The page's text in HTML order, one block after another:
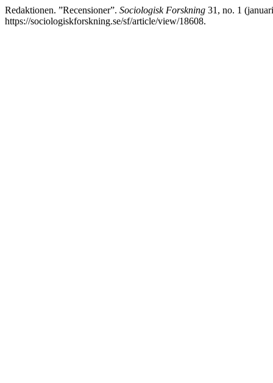
Redaktionen. ”Recensioner”. Sociologisk Forskning 31, no. 1
https://sociologiskforskning.se/sf/article/view/18608.